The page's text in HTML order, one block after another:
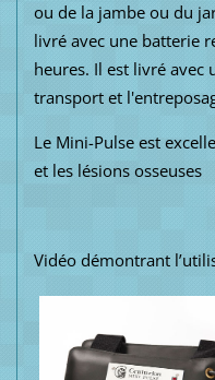
ou de la jambe ou du
livré avec une batterie
heures. Il est livré avec
transport et
Le Mini-Pulseest
et les lésions osseuses
Vidéo démontrant